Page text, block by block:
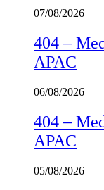
07/08/2026
404 –
APAC
06/08/2026
404 –
APAC
05/08/2026